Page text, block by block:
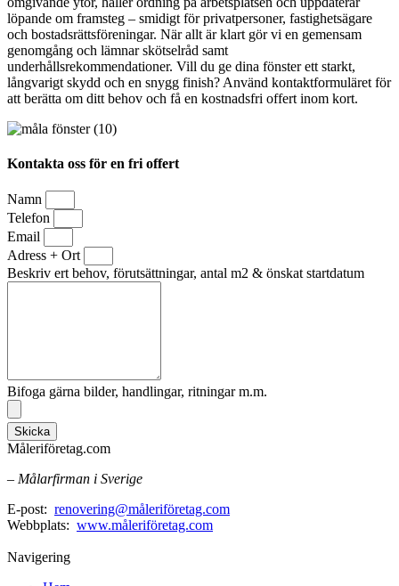
löpande om framsteg – smidigt för privatpersoner, fastighetsägare
och bostadsrättsföreningar. När allt är klart gör vi en gemensam
genomgång och lämnar skötselråd samt
underhållsrekommendationer. Vill du ge dina fönster ett starkt,
långvarigt skydd och en snygg finish? Använd kontaktformuläret för
att berätta om ditt behov och få en kostnadsfri offert inom kort.
Kontakta oss för en fri offert
Namn
Telefon
Email
Adress + Ort
Beskriv ert behov, förutsättningar, antal m2 & önskat startdatum
Bifoga gärna bilder, handlingar, ritningar m.m.
Skicka
Måleriföretag.com
– Målarfirman i Sverige
E-post: renovering@måleriföretag.com
Webbplats: www.måleriföretag.com
Navigering